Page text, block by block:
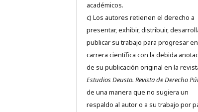
académicos.
c) Los autores retienen el derecho a
presentar, exhibir, distribuir,
publicar su trabajo para progresar
carrera científica con la debida
de su publicación original en la
Estudios Deusto. Revista de Derecho
de una manera que no sugiera un
respaldo al autor o a su trabajo por